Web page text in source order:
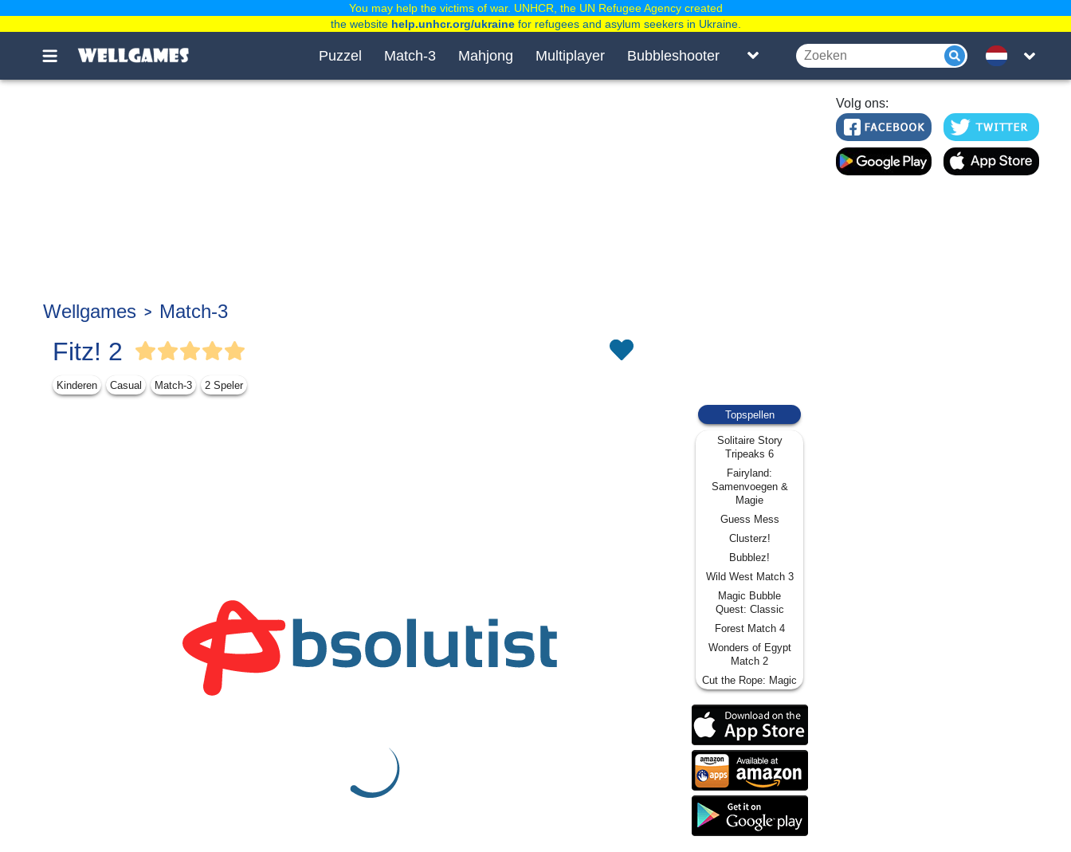
Puzzel Match-3 Mahjong Multiplayer Bubbleshooter
Volg ons:
Wellgames Match-3
Fitz! 2
Kinderen Casual Match-3 2 Speler
Topspellen
Solitaire Story
Tripeaks 6
Fairyland:
Samenvoegen &
Magie
Guess Mess
Clusterz!
Bubblez!
Wild West Match 3
Magic Bubble
Quest: Classic
Forest Match 4
Wonders of Egypt
Match 2
Cut the Rope: Magic
You may help the victims of war. UNHCR, the UN Refugee Agency created
the website help.unhcr.org/ukrainefor refugees and asylum seekers in Ukraine.